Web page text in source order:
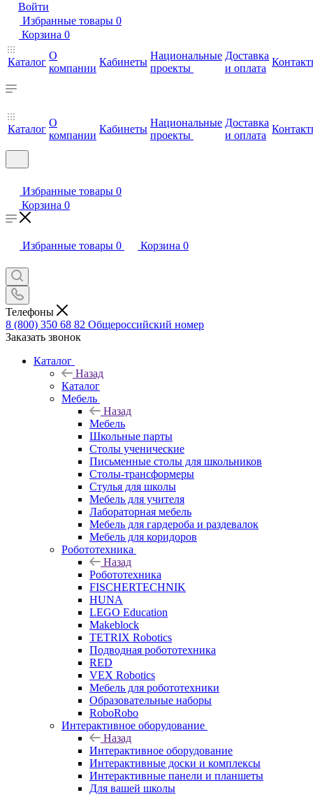
Войти
Избранные товары 0
Корзина 0
Каталог
О
компании
Кабинеты
Национальные
проекты
Доставка
и оплата
Каталог
О
компании
Кабинеты
Национальные
проекты
Доставка
и оплата
Избранные товары 0
Корзина 0
Избранные товары 0 Корзина 0
Телефоны
8 (800) 350 68 82 Общероссийский номер
Заказать звонок
Каталог
Назад
Каталог
Мебель
Назад
Мебель
Школьные парты
Столы ученические
Письменные столы для школьников
Столы-трансформеры
Стулья для школы
Мебель для учителя
Лабораторная мебель
Мебель для гардероба и раздевалок
Мебель для коридоров
Робототехника
Назад
Робототехника
FISCHERTECHNIK
HUNA
LEGO Education
Makeblock
TETRIX Robotics
Подводная робототехника
RED
VEX Robotics
Мебель для робототехники
Образовательные наборы
RoboRobo
Интерактивное оборудование
Назад
Интерактивное оборудование
Интерактивные доски и комплексы
Интерактивные панели и планшеты
Для вашей школы